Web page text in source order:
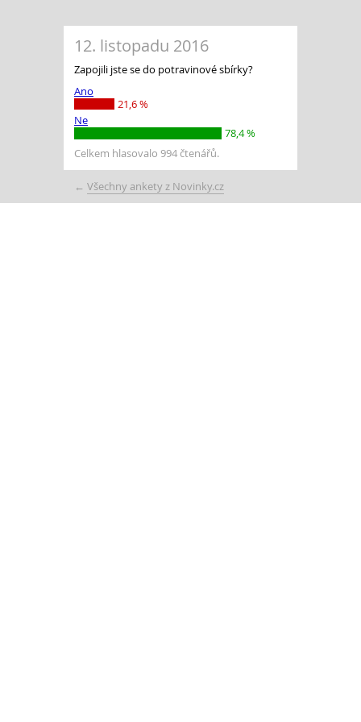
12. listopadu 2016
Zapojili jste se do potravinové sbírky?
Ano
21,6 %
Ne
78,4 %
Celkem hlasovalo 994 čtenářů.
← Všechny ankety z Novinky.cz